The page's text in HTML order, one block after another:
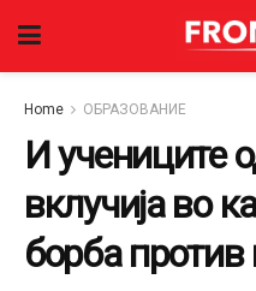
Home ОБРАЗОВАНИЕ
И учениците
вклучија во
борба против